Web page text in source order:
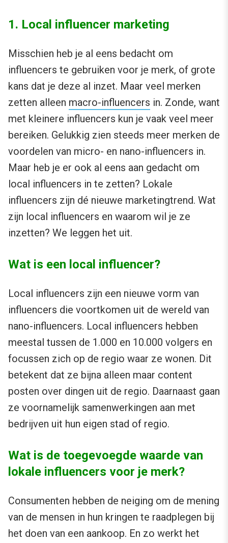
1. Local influencer marketing
Misschien heb je al eens bedacht om
influencers te gebruiken voor je merk, of grote
kans dat je deze al inzet. Maar veel merken
zetten alleen macro-influencers in. Zonde, want
met kleinere influencers kun je vaak veel meer
bereiken. Gelukkig zien steeds meer merken de
voordelen van micro- en nano-influencers in.
Maar heb je er ook al eens aan gedacht om
local influencers in te zetten? Lokale
influencers zijn dé nieuwe marketingtrend. Wat
zijn local influencers en waarom wil je ze
inzetten? We leggen het uit.
Wat is een local influencer?
Local influencers zijn een nieuwe vorm van
influencers die voortkomen uit de wereld van
nano-influencers. Local influencers hebben
meestal tussen de 1.000 en 10.000 volgers en
focussen zich op de regio waar ze wonen. Dit
betekent dat ze bijna alleen maar content
posten over dingen uit de regio. Daarnaast gaan
ze voornamelijk samenwerkingen aan met
bedrijven uit hun eigen stad of regio.
Wat is de toegevoegde waarde van
lokale influencers voor je merk?
Consumenten hebben de neiging om de mening
van de mensen in hun kringen te raadplegen bij
het doen van een aankoop. En zo werkt het